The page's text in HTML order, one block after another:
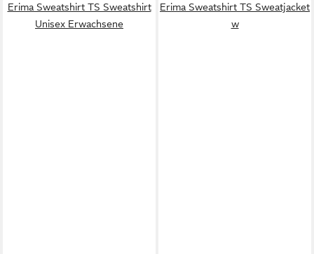
Erima Sweatshirt TS Sweatshirt
Unisex Erwachsene
Erima Sweatshirt TS Sweatjacket
w